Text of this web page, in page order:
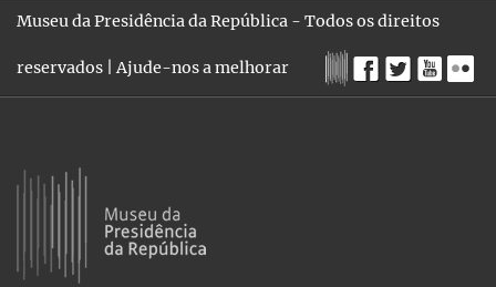
Museu da Presidência da República - Todos os direitos
reservados |Ajude-nos a melhorar